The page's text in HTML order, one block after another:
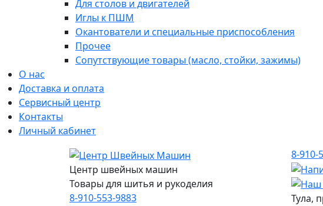
Для столов и двигателей
Иглы к ПШМ
Окантователи и специальные приспособления
Прочее
Сопутствующие товары (масло, стойки, зажимы)
О нас
Доставка и оплата
Сервисный центр
Контакты
Личный кабинет
Центр швейных машин
Товары для шитья и рукоделия
8-910-553-9883
8-910-
Тула,